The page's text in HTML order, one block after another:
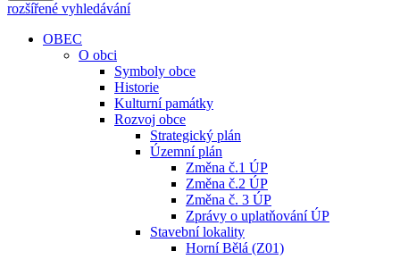
rozšířené vyhledávání
OBEC
O obci
Symboly obce
Historie
Kulturní památky
Rozvoj obce
Strategický plán
Územní plán
Změna č.1 ÚP
Změna č.2 ÚP
Změna č. 3 ÚP
Zprávy o uplatňování ÚP
Stavební lokality
Horní Bělá (Z01)